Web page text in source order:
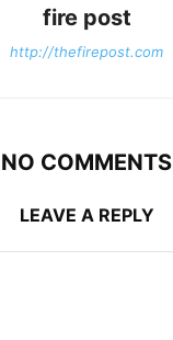
fire post
http://thefirepost.com
NO COMMENTS
LEAVE A REPLY